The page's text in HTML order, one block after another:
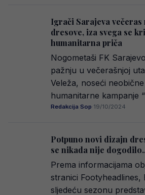
Igrači Sarajeva
dresove, iza svega se
humanitarna priča
Nogometaši FK
pažnju u večerašnjoj
Veleža, noseći
humanitarne kampanje
Redakcija Sop·19/10/2024
Potpuno novi dizajn
se nikada nije
Prema informacijama
stranici Footyheadlines,
sljedeću sezonu